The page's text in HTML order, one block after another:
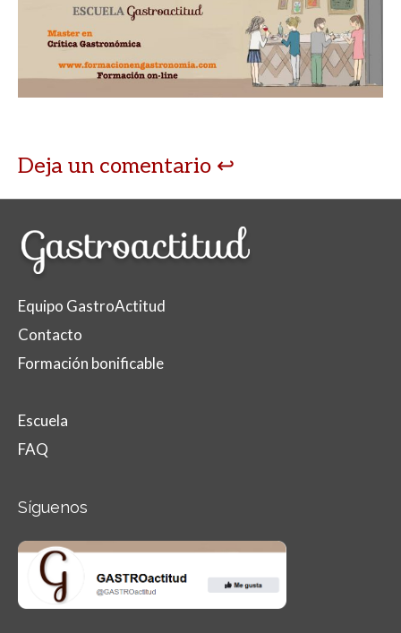
Deja un comentario
Equipo GastroActitud
Contacto
Formación bonificable
Escuela
FAQ
Síguenos